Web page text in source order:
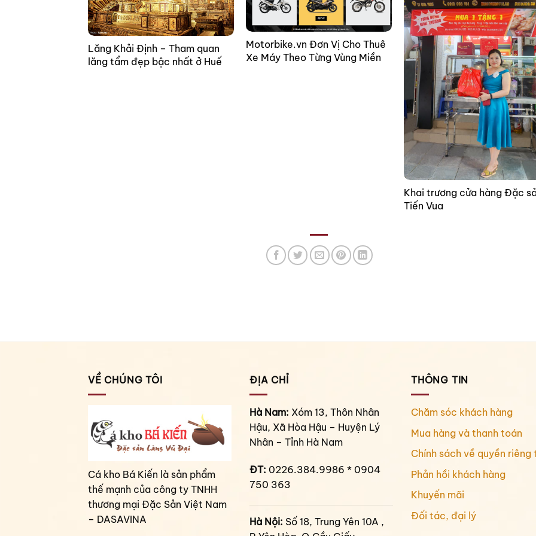
Lăng Khải Định – Tham quan
lăng tẩm đẹp bậc nhất ở Huế
Motorbike.vn Đơn Vị Cho Thuê
Xe Máy Theo Từng Vùng Miền
Khai trương cửa hàng Đặc
Tiến Vua
VỀ CHÚNG TÔI
Cá kho Bá Kiến là sản phẩm
thế mạnh của công ty TNHH
thương mại Đặc Sản Việt Nam
– DASAVINA
ĐỊA CHỈ
Hà Nam: Xóm 13, Thôn Nhân
Hậu, Xã Hòa Hậu – Huyện Lý
Nhân – Tỉnh Hà Nam
ĐT: 0226.384.9986 * 0904
750 363
Hà Nội: Số 18, Trung Yên 10A ,
THÔNG TIN
Chăm sóc khách hàng
Mua hàng và thanh toán
Chính sách về quyền riêng
Phản hồi khách hàng
Khuyến mãi
Đối tác, đại lý